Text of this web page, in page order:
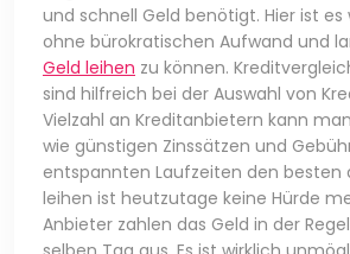
und schnell Geld benötigt. Hier ist es
ohne bürokratischen Aufwand und
Geld leihen zu können.
sind hilfreich bei der Auswahl von
Vielzahl an Kreditanbietern kann
wie günstigen Zinssätzen und
entspannten Laufzeiten den besten
leihen ist heutzutage keine Hürde
Anbieter zahlen das Geld in der